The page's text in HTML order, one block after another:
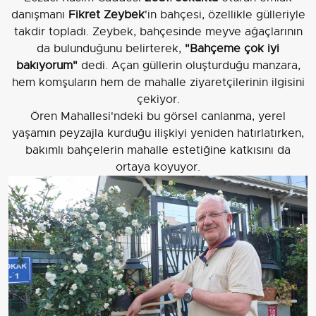
danışmanı Fikret Zeybek'in bahçesi, özellikle gülleriyle
takdir topladı. Zeybek, bahçesinde meyve ağaçlarının
da bulunduğunu belirterek, "Bahçeme çok iyi
bakıyorum"dedi. Açan güllerin oluşturduğu manzara,
hem komşuların hem de mahalle ziyaretçilerinin ilgisini
çekiyor.
Ören Mahallesi'ndeki bu görsel canlanma, yerel
yaşamın peyzajla kurduğu ilişkiyi yeniden hatırlatırken,
bakımlı bahçelerin mahalle estetiğine katkısını da
ortaya koyuyor.